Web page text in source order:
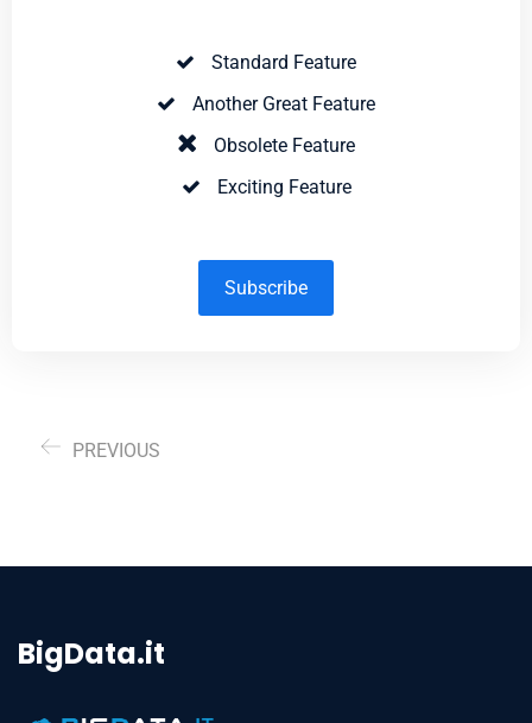
Standard Feature
Another Great Feature
Obsolete Feature
Exciting Feature
Subscribe
PREVIOUS
BigData.it